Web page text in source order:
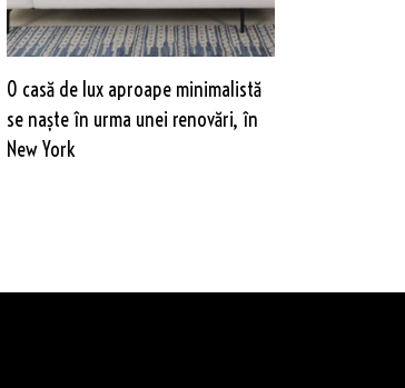
O casă de lux aproape minimalistă
se naște în urma unei renovări, în
New York